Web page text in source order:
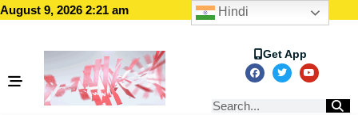
August 9, 2026 2:21 am
Get App
Hindi